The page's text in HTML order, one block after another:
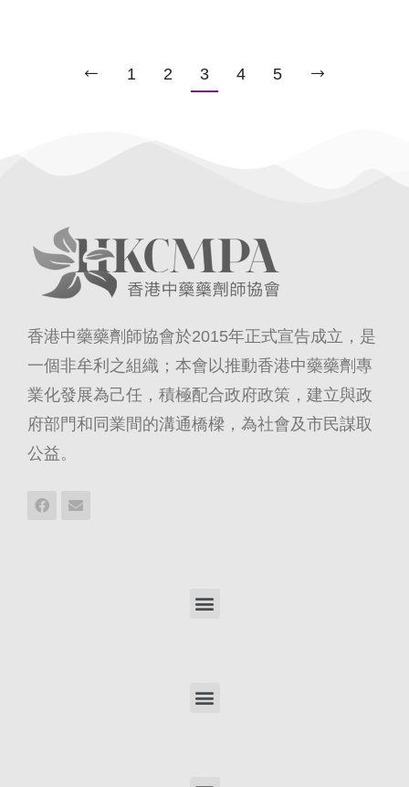
1 2 3 4 5
香港中藥藥劑師協會於2015年正式宣告成立，是
一個非牟利之組織；本會以推動香港中藥藥劑專
業化發展為己任，積極配合政府政策，建立與政
府部門和同業間的溝通橋樑，為社會及市民謀取
公益。